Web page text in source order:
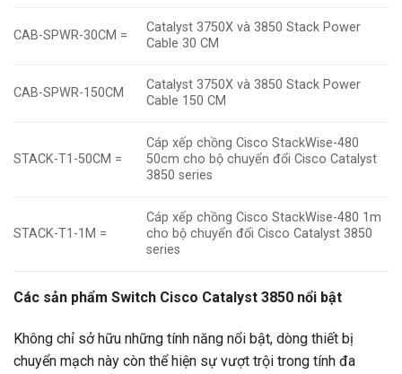
CAB-SPWR-30CM =
Catalyst 3750X và 3850 Stack Power
Cable 30 CM
CAB-SPWR-150CM
Catalyst 3750X và 3850 Stack Power
Cable 150 CM
STACK-T1-50CM =
Cáp xếp chồng Cisco StackWise-480
50cm cho bộ chuyển đổi Cisco Catalyst
3850 series
STACK-T1-1M =
Cáp xếp chồng Cisco StackWise-480 1m
cho bộ chuyển đổi Cisco Catalyst 3850
series
Các sản phẩm Switch Cisco Catalyst 3850 nổi bật
Không chỉ sở hữu những tính năng nổi bật, dòng thiết bị
chuyển mạch này còn thể hiện sự vượt trội trong tính đa